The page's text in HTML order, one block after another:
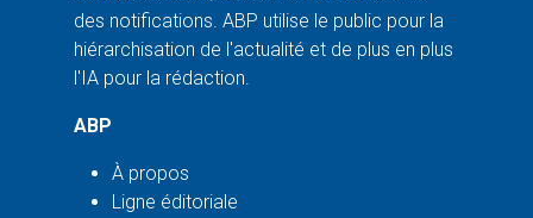
des notifications. ABP utilise le public pour la
hiérarchisation de l'actualité et de plus en plus
l'IA pour la rédaction.
ABP
À propos
Ligne éditoriale